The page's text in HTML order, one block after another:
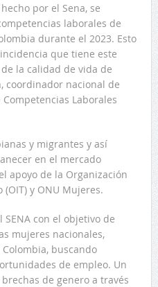
por el Sena, se
laborales de
durante el 2023. Esto
que tiene este
la calidad de vida de
coordinador nacional de
Laborales
y migrantes y así
en el mercado
apoyo de la Organización
y ONU Mujeres.
SENA con el objetivo de
mujeres nacionales,
buscando
de empleo. Un
de genero a través